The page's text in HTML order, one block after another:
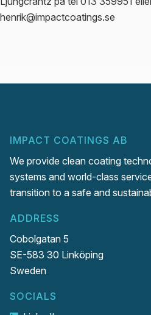
henrik@impactcoatings.se
IMPACT COATINGS AB
We provide clean coating
systems and world-class
transition to a safe and
ADDRESS
Cobolgatan 5
SE-583 30 Linköping
Sweden
SOCIALS